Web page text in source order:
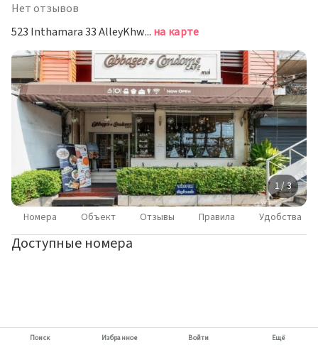
Нет отзывов
523 Inthamara 33 AlleyKhwaeng Din Daeng, Khet Din Daeng, Bangkok, Бангкок на карте
1 / 3
Номера Объект Отзывы Правила Удобства
Доступные номера
Поиск Избранное Войти Ещё